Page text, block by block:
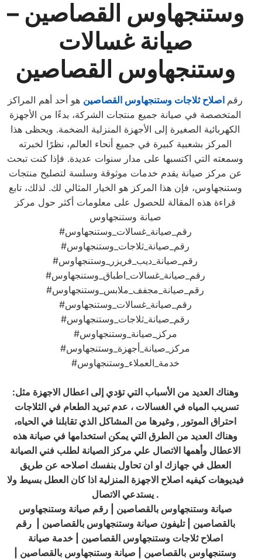
وستنجهاوس القصاصين –
صيانة غسالات
وستنجهاوس القصاصين
رقم اصلاح ثلاجات وستنجهاوس القصاصين هو أحد أهم المراكز
المتخصصة في صيانة جميع منتجات الشركة، بدءًا من الأجهزة
الكهربائية الصغيرة إلى الأجهزة المنزلية الضخمة. ويحظى هذا
المركز بشعبية كبيرة في جميع أنحاء العالم، نظرًا لخبرته
وسمعته التي اكتسبها على مدار سنوات عديدة. فإذا كنت تبحث
عن مركز صيانة يقدم خدمات موثوقة وسلسة لتصليح منتجات
وستنجهاوس، فإن هذا المركز هو الخيار المثالي لك. لذلك، تابع
قراءة هذه المقالة للحصول على معلومات أكثر حول مركز
صيانة وستنجهاوس
#رقم_صيانة_غسالات_وستنجهاوس
#رقم_صيانة_ثلاجات_وستنجهاوس
#رقم_صيانة_ديب_فريزر_وستنجهاوس
#رقم_صيانة_غسالات_اطباق_وستنجهاوس
#رقم_صيانة_مجفف_ملابس_وستنجهاوس
#رقم_صيانة_غسالات_وستنجهاوس
#رقم_صيانة_ثلاجات_وستنجهاوس
#مركز_صيانة_وستنجهاوس
#مركز_صيانة_أجهزة_وستنجهاوس
#خدمة_العملاء_وستنجهاوس
وهناك العديد من الأسباب التي تؤدي إلى اعطال الاجهزة مثل:
تسريب المياه في الغسالات ، عدم تبريد الطعام في الثلاجات
احتراق الموتور , وغيرها من المشاكل الذي تقابلنا في الحياه،
وهناك العديد من الطرق التي يمكن استخدامها في صيانة هذه
الاعطال وأهمها الاتصال علي مركز الصيانة لطلب فني الصيانة
العطل في جهازك او ان تحاول بنفسك اصلاحه عن طريق
فيديوهات كيفيه اصلاح الاجهزة المنزلية اذا كان العطل بسيط ولا
.
صيانةوستنجهاوس بالقصاصين | رقم صيانةوستنجهاوس
بالقصاصين | تليفون صيانةوستنجهاوس بالقصاصين |
رقم
اصلاح ثلاجات وستنجهاوس القصاصين | خدمة صيانة
وستنجهاوس بالقصاصين | صيانة وستنجهاوس بالقصاصين |